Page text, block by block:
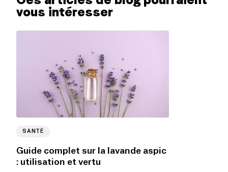
vous intéresser
SANTÉ
Guide complet sur la lavande aspic
: utilisation et vertu